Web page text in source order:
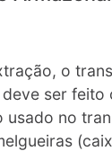
o
deve ser feito
usado no